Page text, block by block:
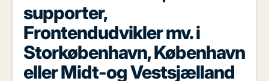
supporter,
Frontendudvikler mv. i
Storkøbenhavn, København
eller Midt-og Vestsjælland